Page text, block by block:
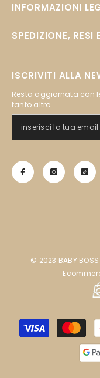
INFORMAZIONI
SPEDIZIONE, RESI
ISCRIVITI ALLA
Resta aggiornata con
tanto altro..
©️ 2023 BABY